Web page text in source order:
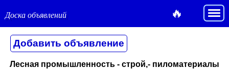
Доска объявлений 🔥
Лесная промышленность - строй,- пиломатериалы